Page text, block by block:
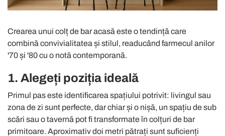
Crearea unui colț de bar acasă este o tendință care
combină convivialitatea și stilul, readucând farmecul anilor
'70 și '80 cu o notă contemporană.
1. Alegeți poziția ideală
Primul pas este identificarea spațiului potrivit: livingul sau
zona de zi sunt perfecte, dar chiar și o nișă, un spațiu de sub
scări sau o tavernă pot fi transformate în colțuri de bar
primitoare. Aproximativ doi metri pătrați sunt suficienți